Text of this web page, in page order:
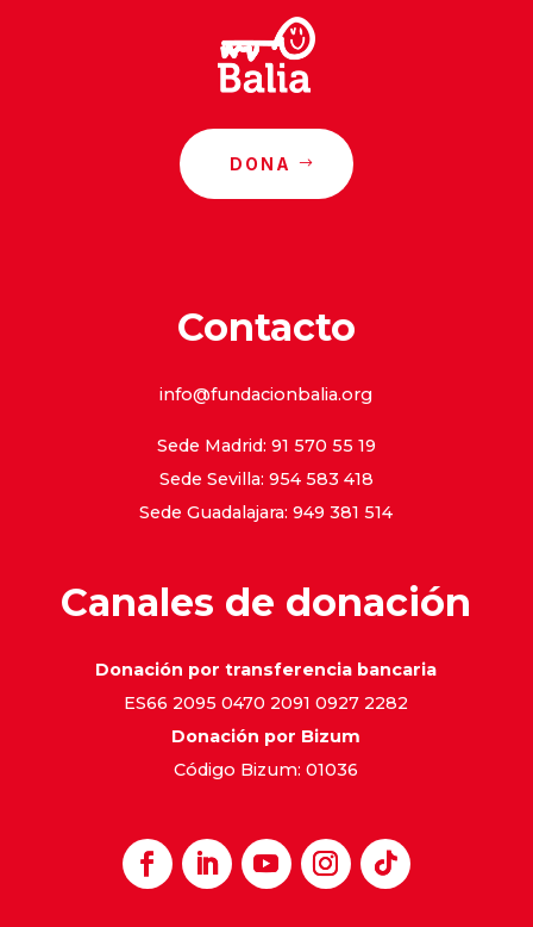
DONA
Contacto
info@fundacionbalia.org
Sede Madrid: 91 570 55 19
Sede Sevilla: 954 583 418
Sede Guadalajara: 949 381 514
Canales de donación
Donación por transferencia bancaria
ES66 2095 0470 2091 0927 2282
Donación por Bizum
Código Bizum: 01036